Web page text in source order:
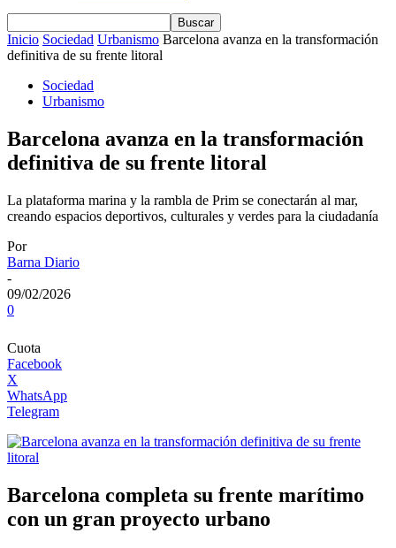
Inicio Sociedad Urbanismo Barcelona avanza en la transformación
definitiva de su frente litoral
Sociedad
Urbanismo
Barcelona avanza en la transformación
definitiva de su frente litoral
La plataforma marina y la rambla de Prim se conectarán al mar,
creando espacios deportivos, culturales y verdes para la ciudadanía
Por
Barna Diario
-
09/02/2026
0
Cuota
Facebook
X
WhatsApp
Telegram
Barcelona completa su frente marítimo
con un gran proyecto urbano